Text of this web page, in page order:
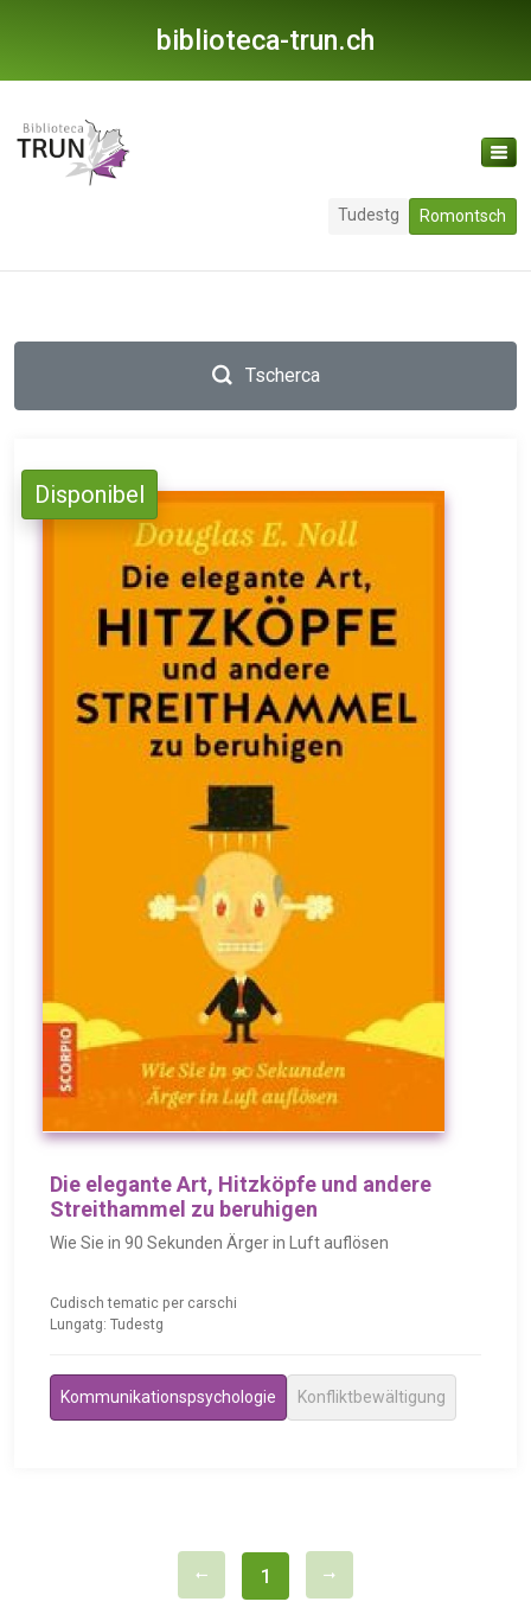
biblioteca-trun.ch
Tudestg Romontsch
Tscherca
Disponibel
Die elegante Art, Hitzköpfe und andere
Streithammel zu beruhigen
Wie Sie in 90 Sekunden Ärger in Luft auflösen
Cudisch tematic per carschi
Lungatg: Tudestg
Kommunikationspsychologie Konfliktbewältigung
1